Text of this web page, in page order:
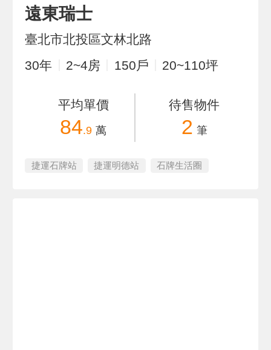
遠東瑞士
臺北市北投區文林北路
30年 2~4房 150戶 20~110坪
平均單價
84.9 萬
待售物件
2 筆
捷運石牌站 捷運明德站 石牌生活圈